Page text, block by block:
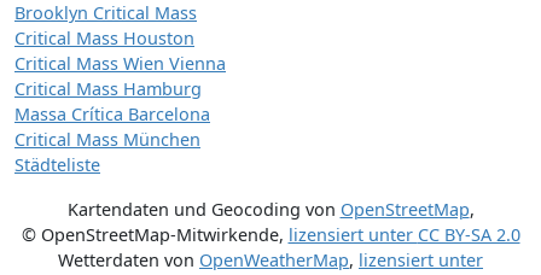
Brooklyn Critical Mass
Critical Mass Houston
Critical Mass Wien Vienna
Critical Mass Hamburg
Massa Crítica Barcelona
Critical Mass München
Städteliste
Kartendaten und Geocoding von OpenStreetMap,
© OpenStreetMap-Mitwirkende, lizensiert unter CC BY-SA 2.0
Wetterdaten von OpenWeatherMap, lizensiert unter